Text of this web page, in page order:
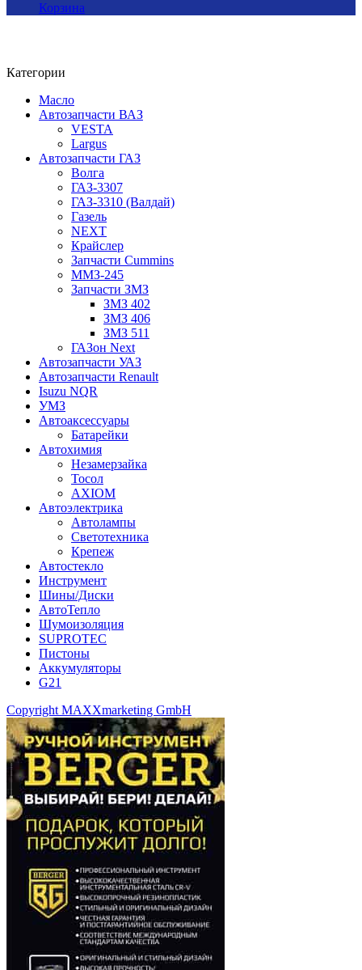
Корзина
Категории
Масло
Автозапчасти ВАЗ
VESTA
Largus
Автозапчасти ГАЗ
Волга
ГАЗ-3307
ГАЗ-3310 (Валдай)
Газель
NEXT
Крайслер
Запчасти Cummins
ММЗ-245
Запчасти ЗМЗ
ЗМЗ 402
ЗМЗ 406
ЗМЗ 511
ГАЗон Next
Автозапчасти УАЗ
Автозапчасти Renault
Isuzu NQR
УМЗ
Автоаксессуары
Батарейки
Автохимия
Незамерзайка
Тосол
AXIOM
Автоэлектрика
Автолампы
Светотехника
Крепеж
Автостекло
Инструмент
Шины/Диски
АвтоТепло
Шумоизоляция
SUPROTEC
Пистоны
Аккумуляторы
G21
Copyright MAXXmarketing GmbH